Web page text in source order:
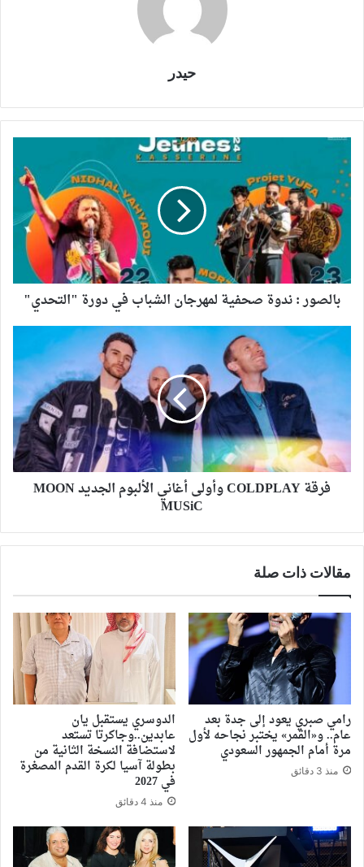
حيدر
بالصور : ندوة صحفية لمهرجان الشباب في دورة "التحدي"
فرقة COLDPLAY وأولى أغاني الألبوم الجديد MOON
MUSiC
مقالات ذات صلة
رامي صبري يعود إلى جدة بعد
عام.. و«القمر» يختبر نجاحه لأول
مرة أمام الجمهور السعودي
منذ 3 دقائق
الدوسري يستقبل يان
عابدين..وجاكرتا تستعد
لاستضافة النسخة الثانية من
بطولة آسيا لكرة القدم المصغرة
في 2027
منذ 4 دقائق